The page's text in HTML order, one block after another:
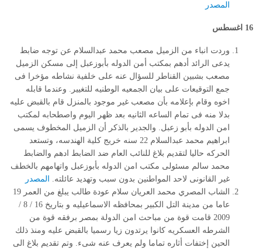
المصدر
16 اغسطس
وردت انباء من الزميل مصعب محمد عبدالسلام عن توجه ضابط
يدعى الرائد أدهم بمكتب أمن الدوله بأبوزعبل إلى مسكن الزميل
مصعب بشبين القناطر للسؤال عنه على خلفية نشاطه مؤخرا فى
جمع التوقيعات على بيان الجمعيه الوطنيه للتغيير. وعندما قابله
اخوه وقام بإعلامه بأن مصعب غير موجود بالمنزل قام بالقبض عليه
بدلا منه فى تمام الساعه الثانيه بعد ظهر اليوم واصطحابه لمكتب
امن الدوله بأبو زعبل. والجدير بالذكر أن الزميل المخطوف يسمى
ابراهيم محمد عبدالسلام 22 سنه خريج كلية الهندسه، وتستعد
الحركه حاليا لتقديم بلاغ للنائب العام ضد الضابط ادهم والضابط
محمد سالم مسئولى مكتب امن الدوله بأبوزعبل واتهامهم بالخطف
غير القانونى لاحد المواطنين بدون سبب وتهديد عائلته.
المصدر
الشاب المصري محمد العريان سلام عودة طالب يبلغ من العمر 19
عاما من مدينة التل الكبير بمحافظه الاسماعيليه و بتاريخ 16 / 8 /
2009 قامت قوة من مباحث امن الدولة بمصر برفقه قوة من
الشرطه العسكريه كانوا يرتدون زيا رسميا بالقبض عليه ومنذ ذلك
الحين إختفات أثاره تماما ولم يعرف عنه شىء. وتم تقديم بلاغ الى